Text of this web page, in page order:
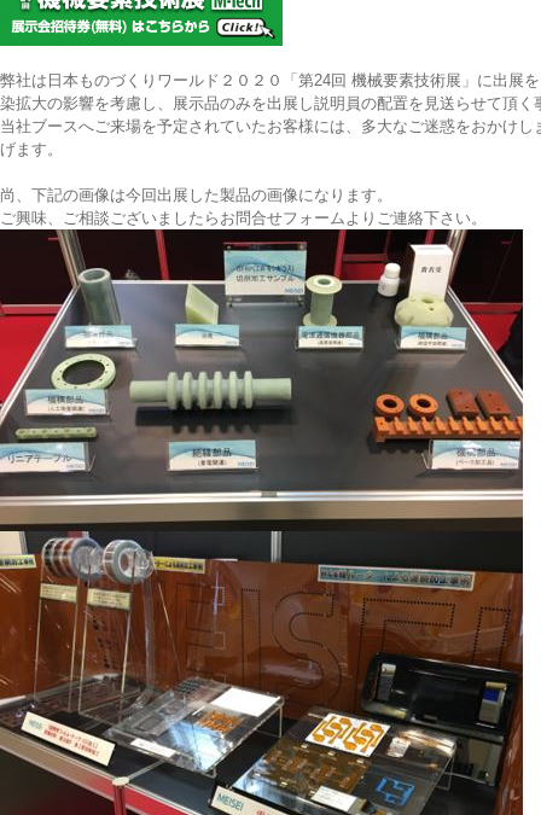
弊社は日本ものづくりワールド２０２０「第24回 機械要素技術展」に出展
染拡大の影響を考慮し、展示品のみを出展し説明員の配置を見送らせて頂く
当社ブースへご来場を予定されていたお客様には、多大なご迷惑をおかけ
げます。
尚、下記の画像は今回出展した製品の画像になります。
ご興味、ご相談ございましたらお問合せフォームよりご連絡下さい。